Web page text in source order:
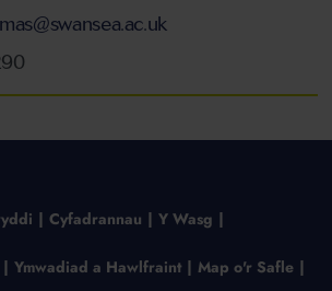
Cyfadrannau Y Wasg
Ymwadiad a Hawlfraint Map o'r Safle